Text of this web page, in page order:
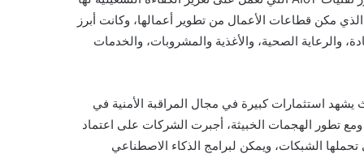
مكن ‏قطاعات الأعمال من تطوير أعمالها، وكانت أبرز
والرعاية الصحية، والأغذية والمشروبات، والخدمات
يشهد استثمارات كبيرة ‏في مجال المراقبة الأمنية في
‏ومع تطور الهجمات الخبيثة، أجبرت الشركات على اعتماد
تحملها الشبكات، ويمكن لبرامج الذكاء الاصطناعي